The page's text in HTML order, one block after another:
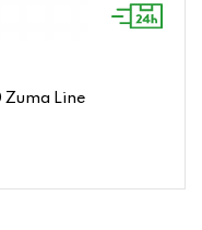
Zuma Line